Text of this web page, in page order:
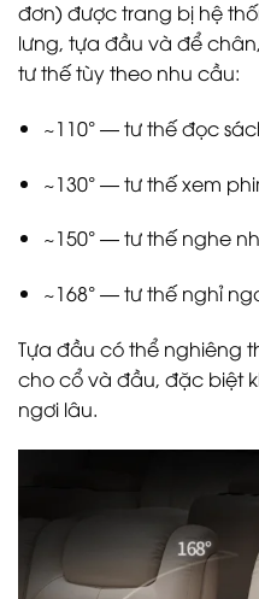
đơn) được trang bị hệ
lưng, tựa đầu và để
tư thế tùy theo nhu cầu:
~110° — tư thế đọc
~130° — tư thế xem
~150° — tư thế nghe
~168° — tư thế nghỉ
Tựa đầu có thể nghiêng
cho cổ và đầu, đặc biệt
ngơi lâu.